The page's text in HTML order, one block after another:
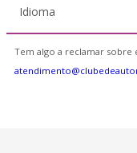
Idioma
Tem algo a reclamar sobre